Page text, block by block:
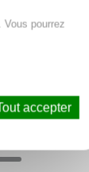
pourrez
accepter